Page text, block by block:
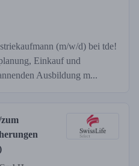
(m/w/d) bei tde!
Einkauf und
Ausbildung m...